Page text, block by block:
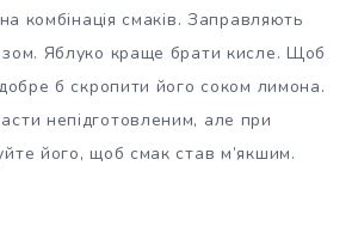
комбінація смаків. Заправляють
Яблуко краще брати кисле. Щоб
б скропити його соком лимона.
непідготовленим, але при
його, щоб смак став м’якшим.